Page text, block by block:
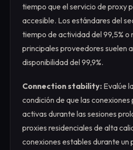
tiempo que el servicio de proxy
accesible. Los estándares del
tiempo de actividad del 99,5% o
principales proveedores suelen
disponibilidad del 99,9%.
Connection stability: Evalúe
condición de que las
activas durante las sesiones
proxies residenciales de alta
conexiones estables durante un